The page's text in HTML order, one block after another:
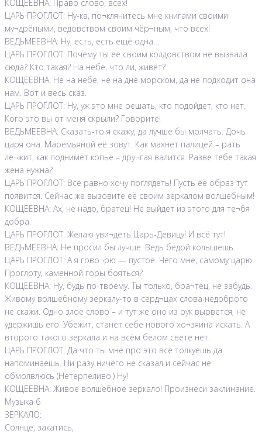
КОЩЕЕВНА: Право слово, всех!
ЦАРЬ ПРОГЛОТ: Ну-ка, по¬клянитесь мне книгами своими
му¬дрёными, ведовством своим чёр¬ным, что всех!
ВЕДЬМЕЕВНА: Ну, есть, есть ещё одна…
ЦАРЬ ПРОГЛОТ: Почему ты её своим колдовством не вызвала
сюда? Кто такая? На небе, что ли, живёт?
КОЩЕЕВНА: Не на небе, не на дне морском, да не подходит она
нам. Вот и весь сказ.
ЦАРЬ ПРОГЛОТ: Ну, уж это мне решать, кто подойдет, кто нет.
Кого это вы от меня скрыли? Говорите!
ВЕДЬМЕЕВНА: Сказать-то я скажу, да лучше бы молчать. Дочь
царя она. Маремьяной её зовут. Как махнет палицей – рать
ле¬жит, как поднимет копье – дру¬гая валится. Разве тебе такая
жена нужна?
ЦАРЬ ПРОГЛОТ: Всё равно хочу поглядеть! Пусть её образ тут
появится. Сейчас же вызовите её своим зеркалом волшебным!
КОЩЕЕВНА: Ах, не надо, братец! Не выйдет из этого для те¬бя
добра.
ЦАРЬ ПРОГЛОТ: Желаю уви¬деть Царь-Девицу! И всё тут!
ВЕДЬМЕЕВНА: Не просил бы лучше. Ведь бедой колышешь.
ЦАРЬ ПРОГЛОТ: А я гово¬рю — пустое. Чего мне, самому царю
Проглоту, каменной горы бояться?
КОЩЕЕВНА: Ну, будь по-твоему. Ты только, бра¬тец, не забудь.
Живому волшебному зеркалу-то в серд¬цах слова недоброго
не скажи. Одно злое слово – и тут же оно из рук вырвется, не
удержишь его. Убежит, станет себе нового хо¬зяина искать. А
второго такого зеркала и на всём белом свете нет.
ЦАРЬ ПРОГЛОТ: Да что ты мне про это всё толкуешь да
напоминаешь. Ни разу ничего не сказал и сейчас не
обмолвлюсь (Нетерпеливо.) Ну!
КОЩЕЕВНА: Живое волшебное зеркало! Произнеси заклинание.
Музыка 6
ЗЕРКАЛО:
Солнце, закатись,